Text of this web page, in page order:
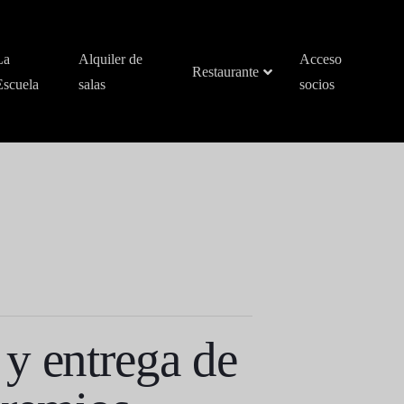
Alquiler de
salas
Restaurante
Acceso
socios
entrega de